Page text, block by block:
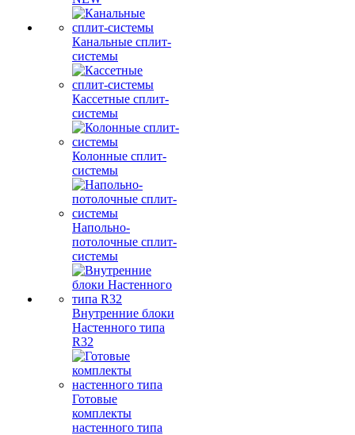
Канальные сплит-
системы
Кассетные сплит-
системы
Колонные сплит-
системы
Напольно-
потолочные сплит-
системы
Внутренние блоки
Настенного типа
R32
Готовые
комплекты
настенного типа